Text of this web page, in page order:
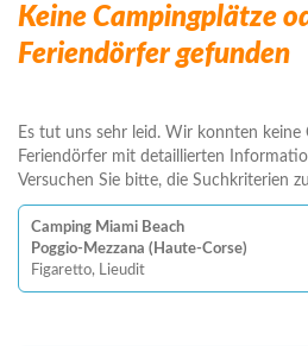
Keine Campingplätze
Feriendörfer gefunden
Es tut uns sehr leid. Wir konnten keine
Feriendörfer mit detaillierten
Versuchen Sie bitte, die Suchkriterien
Camping Miami Beach
Poggio-Mezzana (Haute-Corse)
Figaretto, Lieudit